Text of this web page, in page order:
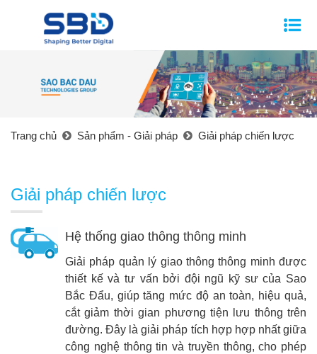
Trang chủ Sản phẩm - Giải pháp Giải pháp chiến lược
Giải pháp chiến lược
Hệ thống giao thông thông minh
Giải pháp quản lý giao thông thông minh được
thiết kế và tư vấn bởi đội ngũ kỹ sư của Sao
Bắc Đẩu, giúp tăng mức độ an toàn, hiệu quả,
cắt giảm thời gian phương tiện lưu thông trên
đường. Đây là giải pháp tích hợp hợp nhất giữa
công nghệ thông tin và truyền thông, cho phép